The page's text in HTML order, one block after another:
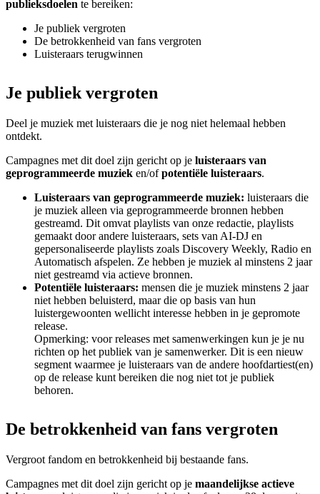
publieksdoelen te bereiken:
Je publiek vergroten
De betrokkenheid van fans vergroten
Luisteraars terugwinnen
Je publiek vergroten
Deel je muziek met luisteraars die je nog niet helemaal hebben
ontdekt.
Campagnes met dit doel zijn gericht op je luisteraars van
geprogrammeerde muziek en/ofpotentiële luisteraars.
Luisteraars van geprogrammeerde muziek: luisteraars die
je muziek alleen via geprogrammeerde bronnen hebben
gestreamd. Dit omvat playlists van onze redactie, playlists
gemaakt door andere luisteraars, sets van AI-DJ en
gepersonaliseerde playlists zoals Discovery Weekly, Radio en
Automatisch afspelen. Ze hebben je muziek al minstens 2 jaar
niet gestreamd via actieve bronnen.
Potentiële luisteraars: mensen die je muziek minstens 2 jaar
niet hebben beluisterd, maar die op basis van hun
luistergewoonten wellicht interesse hebben in je gepromote
release.
Opmerking: voor releases met samenwerkingen kun je je nu
richten op het publiek van je samenwerker. Dit is een nieuw
segment waarmee je luisteraars van de andere hoofdartiest(en)
op de release kunt bereiken die nog niet tot je publiek
behoren.
De betrokkenheid van fans vergroten
Vergroot fandom en betrokkenheid bij bestaande fans.
Campagnes met dit doel zijn gericht op je maandelijkse actieve